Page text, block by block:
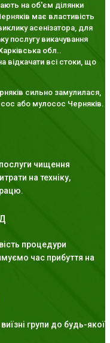
на об'єм ділянки
має властивість
асенізатора, для
послугу викачування
обл..
відкачати всі стоки, що
сильно замулилася,
або мулосос Черняків.
чищення
на техніку,
процедури
час прибуття на
групи до будь-якої